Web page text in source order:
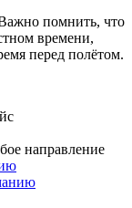
помнить, что
времени,
перед полётом.
направление